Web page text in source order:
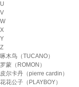
U
V
W
X
Y
Z
啄木鸟（TUCANO）
罗蒙（ROMON）
皮尔卡丹（pierre cardin）
花花公子（PLAYBOY）